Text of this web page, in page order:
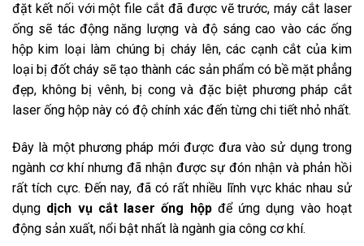
đặt kết nối với một file cắt đã được vẽ trước,máy cắt laser
ống sẽ tác động năng lượng và độ sáng cao vào các ống
hộp kim loại làm chúng bị cháy lên, các cạnh cắt của kim
loại bị đốt cháy sẽ tạo thành các sản phẩm có bề mặt phẳng
đẹp, không bị vênh, bị cong và đặc biệt phương pháp cắt
laser ống hộp này có độ chính xác đến từng chi tiết nhỏ nhất.
Đây là một phương pháp mới được đưa vào sử dụng trong
ngành cơ khí nhưng đã nhận được sự đón nhận và phản hồi
rất tích cực. Đến nay, đã có rất nhiều lĩnh vực khác nhau sử
dụng dịch vụ cắt laser ống hộpđể ứng dụng vào hoạt
động sản xuất, nổi bật nhất là ngành gia công cơ khí.